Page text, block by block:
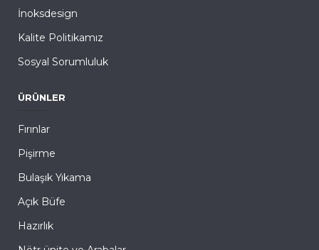
İnoksdesign
Kalite Politikamız
Sosyal Sorumluluk
ÜRÜNLER
Fırınlar
Pişirme
Bulaşık Yıkama
Açık Büfe
Hazırlık